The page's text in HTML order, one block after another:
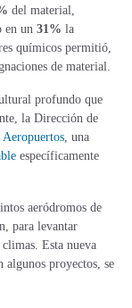
del material,
en un 31% la
químicos permitió,
de material.
profundo que
la Dirección de
Aeropuertos, una
específicamente
aeródromos de
para levantar
Esta nueva
algunos proyectos, se